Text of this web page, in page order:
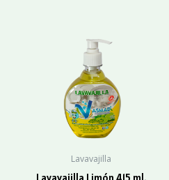
Lavavajilla
Lavavajilla Limón 415 ml.